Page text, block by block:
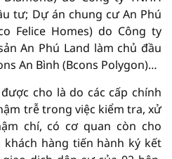
tư; Dự án chung cư An Phú
Felice Homes) do Công ty
An Phú Land làm chủ đầu
An Bình (Bcons Polygon)…
cho là do các cấp chính
trễ trong việc kiểm tra, xử
chí, có cơ quan còn cho
hàng tiến hành ký kết